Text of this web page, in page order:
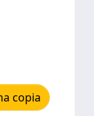
copia